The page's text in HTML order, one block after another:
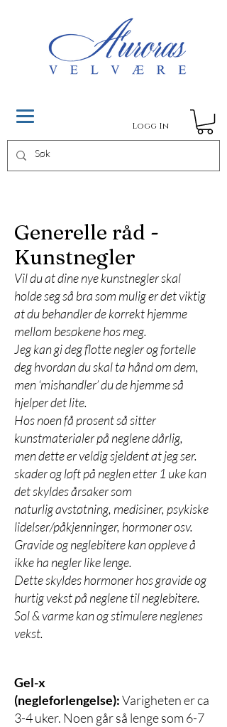
Logg In
Generelle råd -
Kunstnegler
Vil du at dine nye kunstnegler skal
holde seg så bra som mulig er det viktig
at du behandler de korrekt hjemme
mellom besøkene hos meg.
Jeg kan gi deg flotte negler og fortelle
deg hvordan du skal ta hånd om dem,
men ‘mishandler’ du de hjemme så
hjelper det lite.
Hos noen få prosent så sitter
kunstmaterialer på neglene dårlig,
men dette er veldig sjeldent at jeg ser.
skader og løft på neglen etter 1 uke kan
det skyldes årsaker som
naturlig avstøtning, medisiner, psykiske
lidelser/påkjenninger, hormoner osv.
Gravide og neglebitere kan oppleve å
ikke ha negler like lenge.
Dette skyldes hormoner hos gravide og
hurtig vekst på neglene til neglebitere.
Sol & varme kan og stimulere neglenes
vekst.
Gel-x
(negleforlengelse):Varigheten er ca
3-4 uker. Noen går så lenge som 6-7